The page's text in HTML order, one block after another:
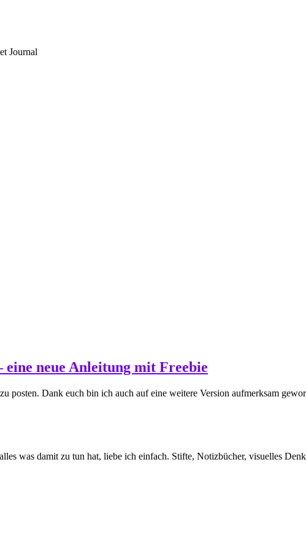
Journal
neue Anleitung mit Freebie
posten. Dank euch bin ich auch auf eine weitere Version aufmerksam
was damit zu tun hat, liebe ich einfach. Stifte, Notizbücher, visuelles